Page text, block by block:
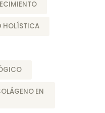
HOLÍSTICA
EN